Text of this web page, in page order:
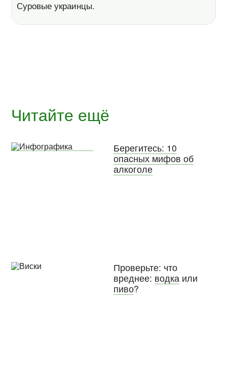
Суровые украинцы.
Читайте ещё
Берегитесь: 10
опасных мифов об
алкоголе
Проверьте: что
вреднее: водкаили
пиво?